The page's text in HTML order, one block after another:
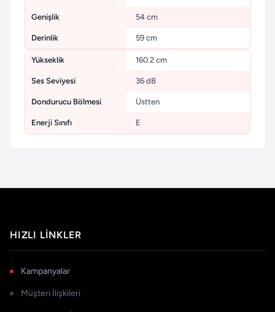
Genişlik 54 cm
Derinlik 59 cm
Yükseklik 160.2 cm
Ses Seviyesi 36 dB
Dondurucu Bölmesi Üstten
Enerji Sınıfı E
HIZLI LINKLER
Kampanyalar
Müşteri İlişkileri